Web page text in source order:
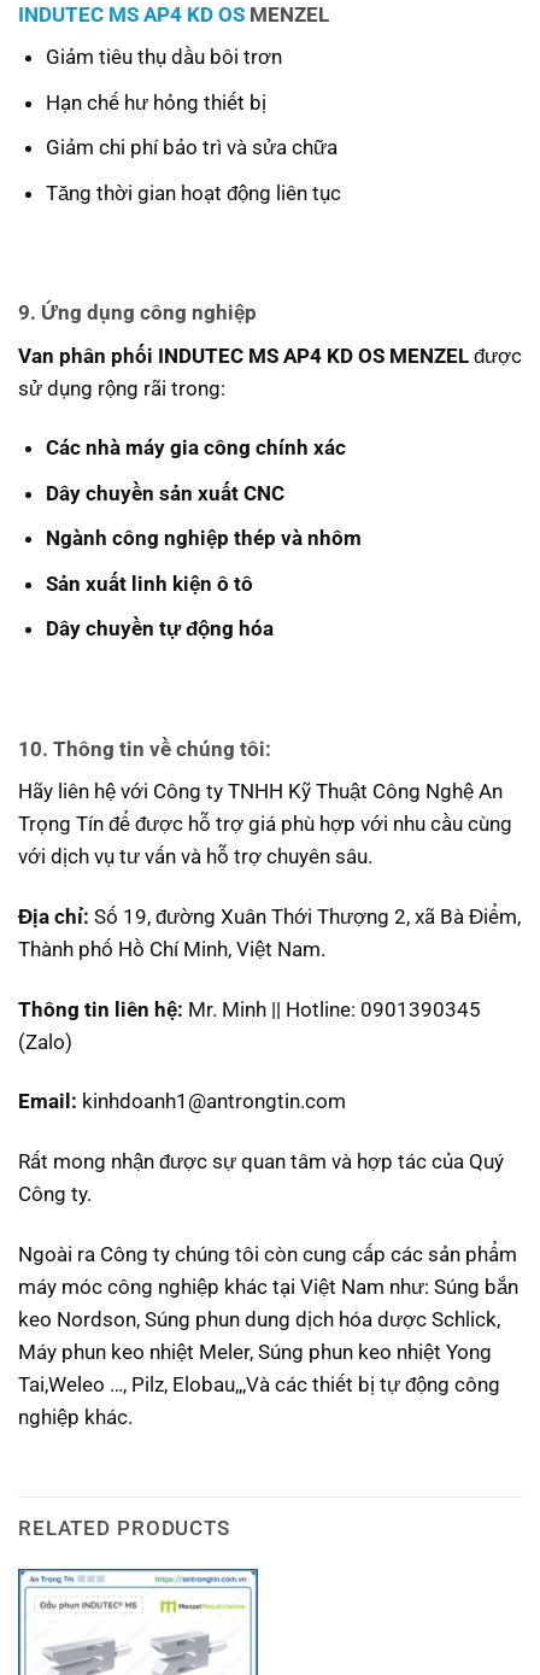
INDUTEC MS AP4 KD OS MENZEL
Giảm tiêu thụ dầu bôi trơn
Hạn chế hư hỏng thiết bị
Giảm chi phí bảo trì và sửa chữa
Tăng thời gian hoạt động liên tục
9. Ứng dụng công nghiệp
Van phân phối INDUTEC MS AP4 KD OS MENZEL được
sử dụng rộng rãi trong:
Các nhà máy gia công chính xác
Dây chuyền sản xuất CNC
Ngành công nghiệp thép và nhôm
Sản xuất linh kiện ô tô
Dây chuyền tự động hóa
10. Thông tin về chúng tôi:
Hãy liên hệ với Công ty TNHH Kỹ Thuật Công Nghệ An
Trọng Tín để được hỗ trợ giá phù hợp với nhu cầu cùng
với dịch vụ tư vấn và hỗ trợ chuyên sâu.
Địa chỉ: Số 19, đường Xuân Thới Thượng 2, xã Bà Điểm,
Thành phố Hồ Chí Minh, Việt Nam.
Thông tin liên hệ: Mr. Minh || Hotline: 0901390345
(Zalo)
Email: kinhdoanh1@antrongtin.com
Rất mong nhận được sự quan tâm và hợp tác của Quý
Công ty.
Ngoài ra Công ty chúng tôi còn cung cấp các sản phẩm
máy móc công nghiệp khác tại Việt Nam như: Súng bắn
keo Nordson, Súng phun dung dịch hóa dược Schlick,
Máy phun keo nhiệt Meler, Súng phun keo nhiệt Yong
Tai,Weleo …, Pilz, Elobau,,,Và các thiết bị tự động công
nghiệp khác.
RELATED PRODUCTS